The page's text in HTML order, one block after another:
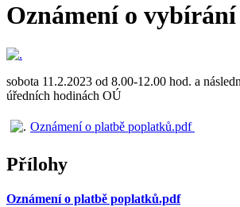
Oznámení o
sobota 11.2.2023 od 8.00-12.00 hod. a
úředních hodinách OÚ
Oznámení o platbě poplatků.pdf
Přílohy
Oznámení o platbě poplatků.pdf